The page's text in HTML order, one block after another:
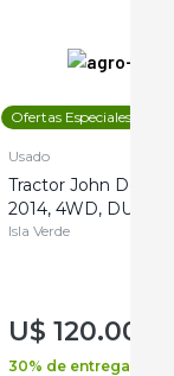
Ofertas Especiales
Usado
Tractor John Deere
2014, 4WD, DUAL
Isla Verde
U$ 120.000
30% de entrega +